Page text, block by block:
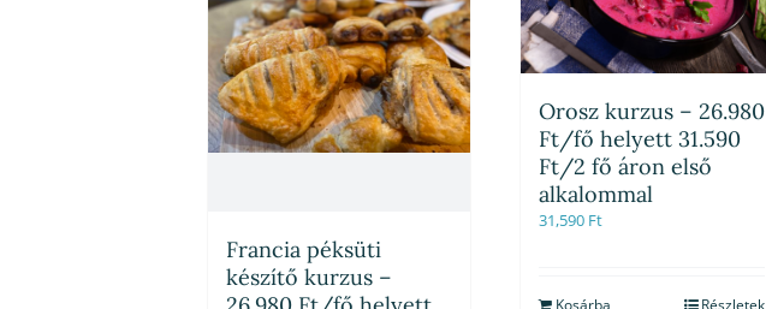
Francia péksüti
készítő kurzus –
Orosz kurzus – 26.980
Ft/fő helyett 31.590
Ft/2 fő áron első
alkalommal
31,590 Ft
Kosárba
Részletek